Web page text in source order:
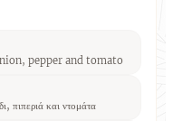
pepper and tomato
πιπεριά και ντομάτα